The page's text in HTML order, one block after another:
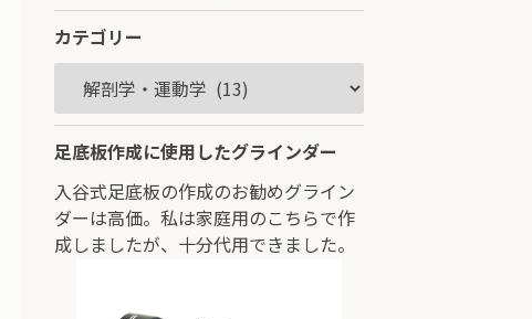
カテゴリー
足底板作成に使用したグラインダー
入谷式足底板の作成のお勧めグライン
ダーは高価。私は家庭用のこちらで作
成しましたが、十分代用できました。